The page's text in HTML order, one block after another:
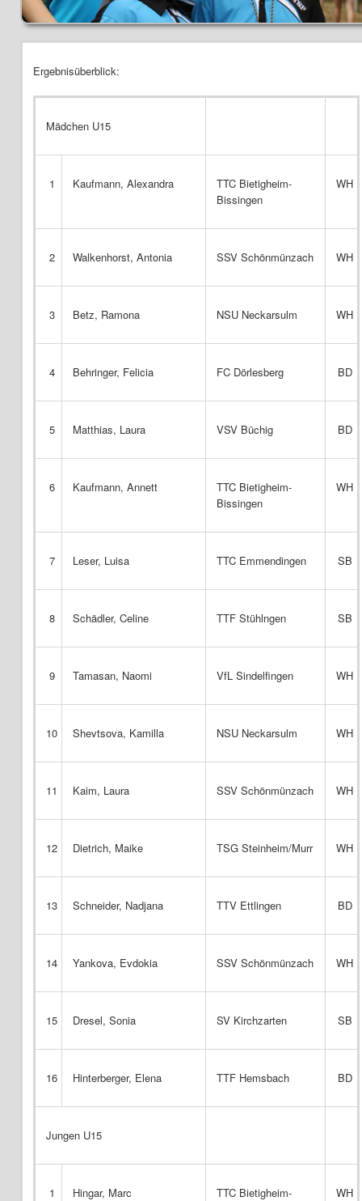
Ergebnisüberblick:
Mädchen U15
1 Kaufmann, Alexandra
TTC Bietigheim-
Bissingen
WH
2 Walkenhorst, Antonia SSV Schönmünzach WH
3 Betz, Ramona NSU Neckarsulm WH
4 Behringer, Felicia FC Dörlesberg BD
5 Matthias, Laura VSV Büchig BD
6 Kaufmann, Annett
TTC Bietigheim-
Bissingen
WH
7 Leser, Luisa TTC Emmendingen SB
8 Schädler, Celine TTF Stühlngen SB
9 Tamasan, Naomi VfL Sindelfingen WH
10 Shevtsova, Kamilla NSU Neckarsulm WH
11 Kaim, Laura SSV Schönmünzach WH
12 Dietrich, Maike TSG Steinheim/Murr WH
13 Schneider, Nadjana TTV Ettlingen BD
14 Yankova, Evdokia SSV Schönmünzach WH
15 Dresel, Sonia SV Kirchzarten SB
16 Hinterberger, Elena TTF Hemsbach BD
Jungen U15
1 Hingar, Marc
TTC Bietigheim-
WH